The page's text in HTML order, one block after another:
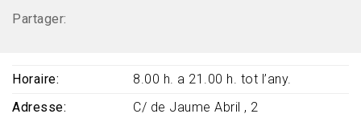
Partager:
Horaire
8.00 h. a 21.00 h. tot l’any.
Adresse
C/ de Jaume Abril , 2